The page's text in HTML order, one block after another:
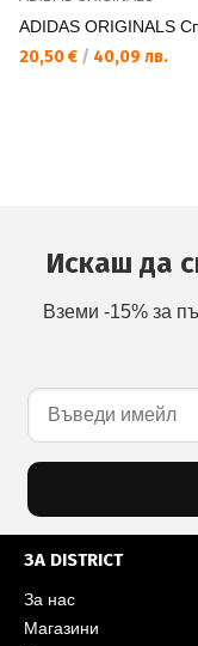
ADIDAS ORIGINALS
20,50 € / 40,09 лв.
Искаш да
Вземи -15% за
ЗА DISTRICT
За нас
Магазини